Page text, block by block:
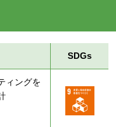
SDGs
ィングを